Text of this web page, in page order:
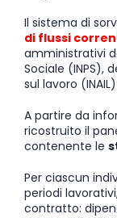
Il sistema di
di flussi
amministrativi
Sociale (INPS),
sul lavoro
A partire da
ricostruito il
contenente le
Per ciascun
periodi
contratto: